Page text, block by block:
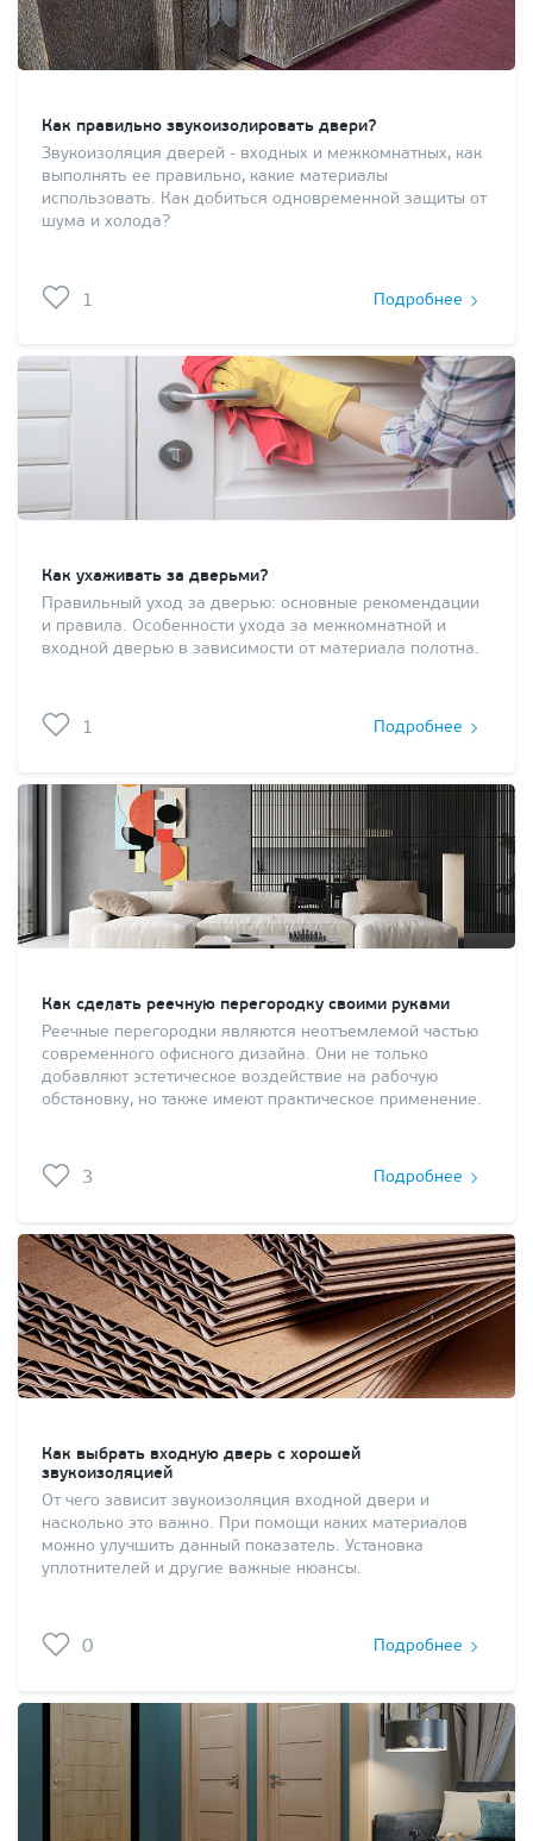
Как правильно звукоизолировать двери?
Звукоизоляция дверей - входных и межкомнатных, как
выполнять ее правильно, какие материалы
использовать. Как добиться одновременной защиты от
шума и холода?
1 Подробнее
Как ухаживать за дверьми?
Правильный уход за дверью: основные рекомендации
и правила. Особенности ухода за межкомнатной и
входной дверью в зависимости от материала полотна.
1 Подробнее
Как сделать реечную перегородку своими руками
Реечные перегородки являются неотъемлемой частью
современного офисного дизайна. Они не только
добавляют эстетическое воздействие на рабочую
обстановку, но также имеют практическое применение.
3 Подробнее
Как выбрать входную дверь с хорошей
звукоизоляцией
От чего зависит звукоизоляция входной двери и
насколько это важно. При помощи каких материалов
можно улучшить данный показатель. Установка
уплотнителей и другие важные нюансы.
0 Подробнее